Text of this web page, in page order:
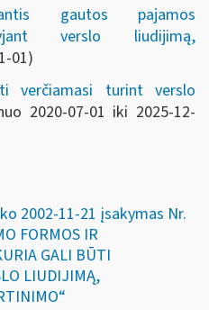
gautos pajamos
verslo liudijimą,
01)
verčiamasi turint verslo
2020-07-01 iki 2025-12-
2002-11-21 įsakymas Nr.
FORMOS IR
GALI BŪTI
LIUDIJIMĄ,